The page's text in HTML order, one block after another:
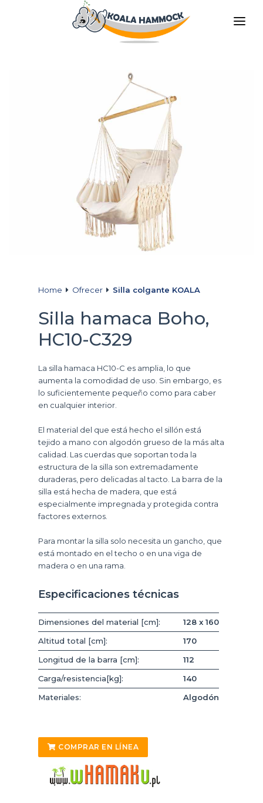
HÁGATE EL DISTRIBUDOR
Home Ofrecer Silla colgante KOALA
Silla hamaca Boho,
HC10-C329
La silla hamaca HC10-C es amplia, lo que
aumenta la comodidad de uso. Sin embargo, es
lo suficientemente pequeño como para caber
en cualquier interior.
El material del que está hecho el sillón está
tejido a mano con algodón grueso de la más alta
calidad. Las cuerdas que soportan toda la
estructura de la silla son extremadamente
duraderas, pero delicadas al tacto. La barra de la
silla está hecha de madera, que está
especialmente impregnada y protegida contra
factores externos.
Para montar la silla solo necesita un gancho, que
está montado en el techo o en una viga de
madera o en una rama.
Especificaciones técnicas
Dimensiones del material [cm]:
128 x 160
Altitud total [cm]:
170
Longitud de la barra [cm]:
112
Carga/resistencia[kg]:
140
Materiales:
Algodón
COMPRAR EN LÍNEA